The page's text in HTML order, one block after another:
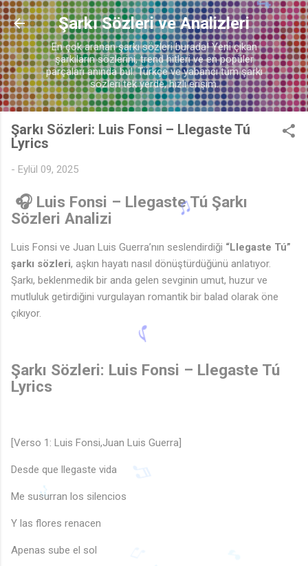
Ana içeriğe atla
Şarkı Sözleri ve Analizleri
En çok aranan şarkı sözleri burada! Yeni çıkan
şarkıların sözlerini, trend hitleri ve en popüler
parçaları anında bul. Türkçe ve yabancı tüm şarkı
sözleri tek yerde, hızlı erişim.
Şarkı Sözleri: Luis Fonsi – Llegaste Tú
Lyrics
- Eylül 09, 2025
🎧 Luis Fonsi – Llegaste Tú Şarkı
Sözleri Analizi
Luis Fonsi ve Juan Luis Guerra’nın seslendirdiği “Llegaste Tú”
şarkı sözleri, aşkın hayatı nasıl dönüştürdüğünü anlatıyor.
Şarkı, beklenmedik bir anda gelen sevginin umut, huzur ve
mutluluk getirdiğini vurgulayan romantik bir balad olarak öne
çıkıyor.
Şarkı Sözleri: Luis Fonsi – Llegaste Tú
Lyrics
[Verso 1: Luis Fonsi,Juan Luis Guerra]
Desde que llegaste vida
Me susurran los silencios
Y las flores renacen
Apenas sube el sol
🎶